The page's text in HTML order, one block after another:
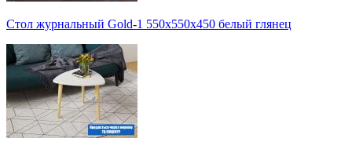
Стол журнальный Gold-1 550х550х450 белый глянец